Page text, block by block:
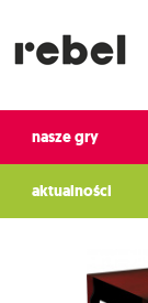
nasze gry
aktualności